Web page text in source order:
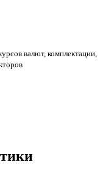
валют, комплектации,